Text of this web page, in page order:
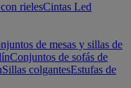
rielesCintas Led
de mesas y sillas de
Conjuntos de sofás de
Sillas colgantesEstufas de